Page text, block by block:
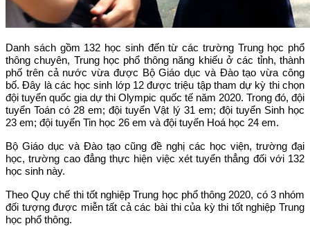
Danh sách gồm 132 học sinh đến từ các trường Trung học phổ
thông chuyên, Trung học phổ thông năng khiếu ở các tỉnh, thành
phố trên cả nước vừa được Bộ Giáo dục và Đào tạo vừa công
bố. Đây là các học sinh lớp 12 được triệu tập tham dự kỳ thi chọn
đội tuyển quốc gia dự thi Olympic quốc tế năm 2020. Trong đó, đội
tuyển Toán có 28 em; đội tuyển Vật lý 31 em; đội tuyển Sinh học
23 em; đội tuyển Tin học 26 em và đội tuyển Hoá học 24 em.
Bộ Giáo dục và Đào tạo cũng đề nghị các học viện, trường đại
học, trường cao đẳng thực hiện việc xét tuyển thẳng đối với 132
học sinh này.
Theo Quy chế thi tốt nghiệp Trung học phổ thông 2020, có 3 nhóm
đối tượng được miễn tất cả các bài thi của kỳ thi tốt nghiệp Trung
học phổ thông.